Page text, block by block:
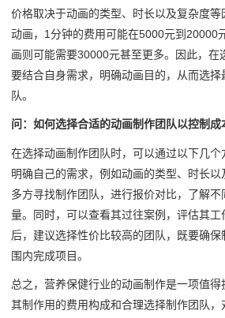
价格取决于动画的类型、时长以及复杂度
动画，1分钟的费用可能在5000元到20000
画则可能需要30000元甚至更多。因此，在
要结合自身需求，明确动画目的，从而选择
队。
问：如何选择合适的动画制作团队以控制成
在选择动画制作团队时，可以通过以下几个
明确自己的需求，例如动画的类型、时长
多方寻找制作团队，进行报价对比，了解
量。同时，可以查看其过往案例，评估其
后，建议选择性价比较高的团队，既要确
围内完成项目。
总之，营养保健行业的动画制作是一项值
其制作用的费用构成和合理选择制作团队